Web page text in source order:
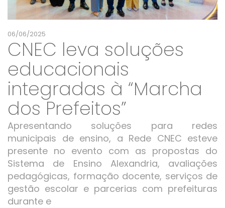
06/06/2025
CNEC leva soluções
educacionais
integradas à “Marcha
dos Prefeitos”
Apresentando soluções para redes
municipais de ensino, a Rede CNEC esteve
presente no evento com as propostas do
Sistema de Ensino Alexandria, avaliações
pedagógicas, formação docente, serviços de
gestão escolar e parcerias com prefeituras
durante e